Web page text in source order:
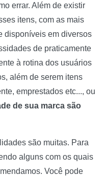
errar. Além de existir
itens, com as mais
disponíveis em diversos
de praticamente
à rotina dos usuários
além de serem itens
emprestados etc..., ou
de sua marca são
são muitas. Para
alguns com os quais
Você pode